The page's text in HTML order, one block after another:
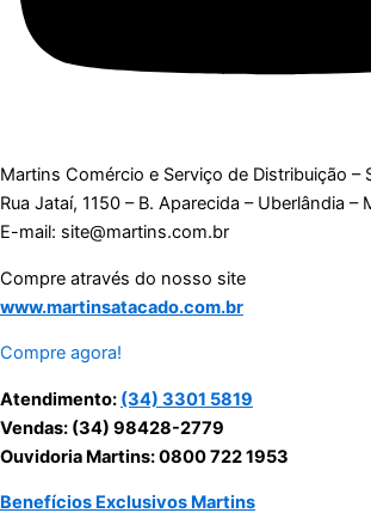
Martins Comércio e Serviço de Distribuição –
Rua Jataí, 1150 – B. Aparecida – Uberlândia –
E-mail: site@martins.com.br
Compre através do nosso site
www.martinsatacado.com.br
Compre agora!
Atendimento: (34) 3301 5819
Vendas: (34) 98428-2779
Ouvidoria Martins: 0800 722 1953
Benefícios Exclusivos Martins